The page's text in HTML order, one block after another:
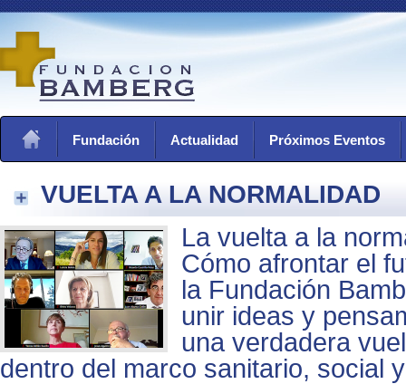
Fundación Actualidad Próximos Eventos
VUELTA A LA NORMALIDAD
La vuelta a la
Cómo afrontar el
la Fundación
unir ideas y
una verdadera
dentro del marco sanitario, social